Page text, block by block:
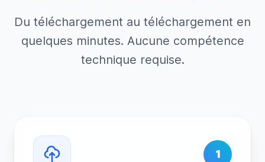
Du téléchargement au téléchargement en
quelques minutes. Aucune compétence
technique requise.
1